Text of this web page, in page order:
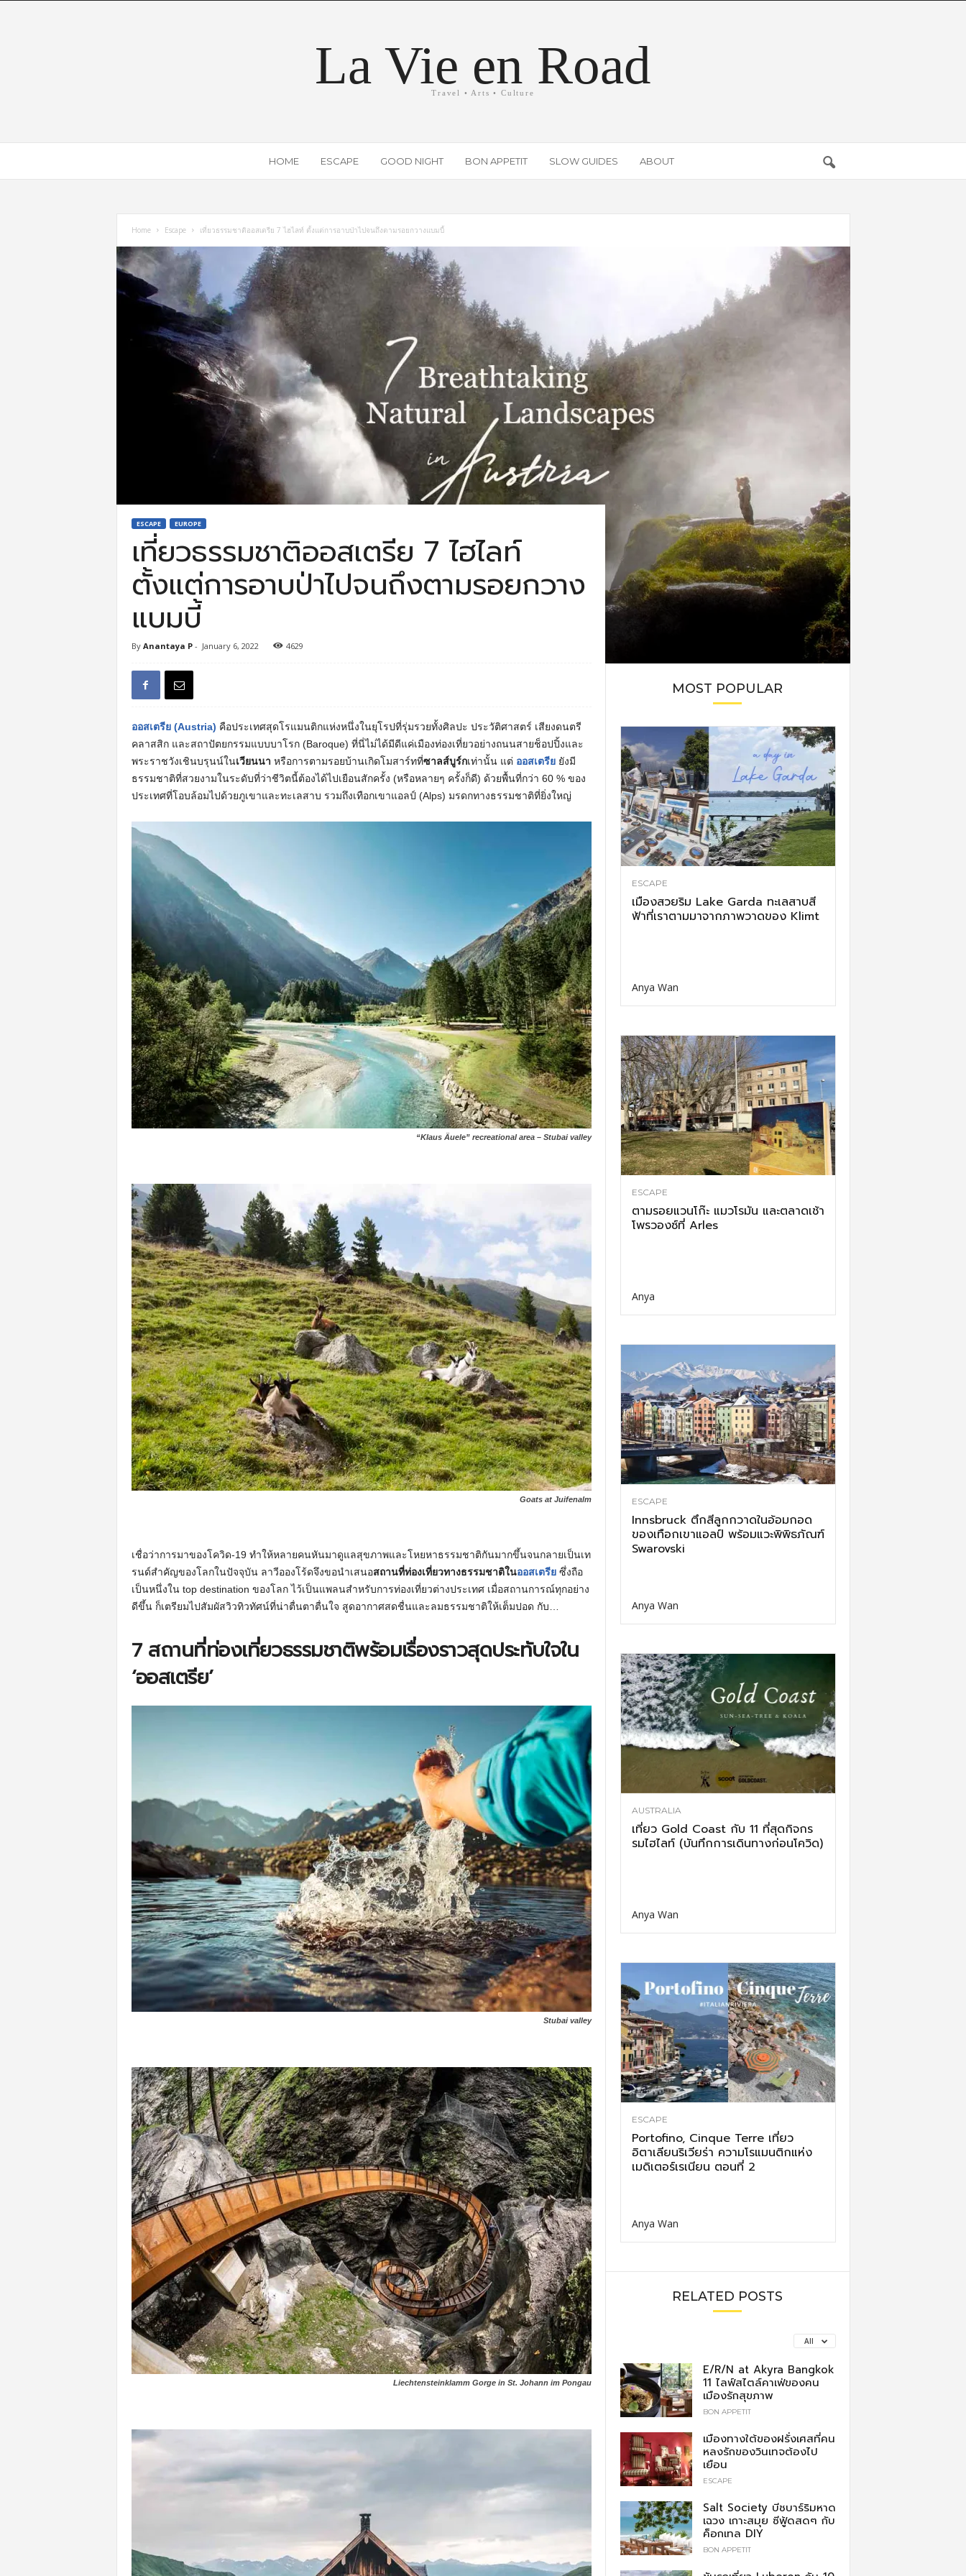
La Vie en Road
Travel • Arts • Culture
HOME ESCAPE GOOD NIGHT BON APPETIT SLOW GUIDES ABOUT
Home Escape เที่ยวธรรมชาติออสเตรีย 7 ไฮไลท์ ตั้งแต่การอาบป่าไปจนถึงตามรอยกวางแบมบี้
ESCAPE EUROPE
เที่ยวธรรมชาติออสเตรีย 7 ไฮไลท์
ตั้งแต่การอาบป่าไปจนถึงตามรอยกวาง
แบมบี้
By Anantaya P- January 6, 2022 4629
ออสเตรีย (Austria) คือประเทศสุดโรแมนติกแห่งหนึ่งในยุโรปที่รุ่มรวยทั้งศิลปะ ประวัติศาสตร์ เสียงดนตรี
คลาสสิก และสถาปัตยกรรมแบบบาโรก (Baroque) ที่นี่ไม่ได้มีดีแค่เมืองท่องเที่ยวอย่างถนนสายช็อปปิ้งและ
พระราชวังเชินบรุนน์ในเวียนนา หรือการตามรอยบ้านเกิดโมสาร์ทที่ซาลส์บูร์กเท่านั้น แต่ ออสเตรียยังมี
ธรรมชาติที่สวยงามในระดับที่ว่าชีวิตนี้ต้องได้ไปเยือนสักครั้ง (หรือหลายๆ ครั้งก็ดี) ด้วยพื้นที่กว่า 60 % ของ
ประเทศที่โอบล้อมไปด้วยภูเขาและทะเลสาบ รวมถึงเทือกเขาแอลป์ (Alps) มรดกทางธรรมชาติที่ยิ่งใหญ่
“Klaus Äuele” recreational area – Stubai valley
Goats at Juifenalm
เชื่อว่าการมาของโควิด-19 ทำให้หลายคนหันมาดูแลสุขภาพและโหยหาธรรมชาติกันมากขึ้นจนกลายเป็นเท
รนด์สำคัญของโลกในปัจจุบัน ลาวีอองโร้ดจึงขอนำเสนอสถานที่ท่องเที่ยวทางธรรมชาติในออสเตรียซึ่งถือ
เป็นหนึ่งใน top destination ของโลก ไว้เป็นแพลนสำหรับการท่องเที่ยวต่างประเทศ เมื่อสถานการณ์ทุกอย่าง
ดีขึ้น ก็เตรียมไปสัมผัสวิวทิวทัศน์ที่น่าตื่นตาตื่นใจ สูดอากาศสดชื่นและลมธรรมชาติให้เต็มปอด กับ…
7 สถานที่ท่องเที่ยวธรรมชาติพร้อมเรื่องราวสุดประทับใจใน
‘ออสเตรีย’
Stubai valley
Liechtensteinklamm Gorge in St. Johann im Pongau
MOST POPULAR
ESCAPE
เมืองสวยริม Lake Garda ทะเลสาบสี
ฟ้าที่เราตามมาจากภาพวาดของ Klimt
Anya Wan
ESCAPE
ตามรอยแวนโก๊ะ แมวโรมัน และตลาดเช้า
โพรวองซ์ที่ Arles
Anya
ESCAPE
Innsbruck ตึกสีลูกกวาดในอ้อมกอด
ของเทือกเขาแอลป์ พร้อมแวะพิพิธภัณฑ์
Swarovski
Anya Wan
AUSTRALIA
เที่ยว Gold Coast กับ 11 ที่สุดกิจกร
รมไฮไลท์ (บันทึกการเดินทางก่อนโควิด)
Anya Wan
ESCAPE
Portofino, Cinque Terre เที่ยว
อิตาเลียนริเวียร่า ความโรแมนติกแห่ง
เมดิเตอร์เรเนียน ตอนที่ 2
Anya Wan
RELATED POSTS
All
E/R/N at Akyra Bangkok
11 ไลฟ์สไตล์คาเฟ่ของคน
เมืองรักสุขภาพ
BON APPETIT
เมืองทางใต้ของฝรั่งเศสที่คน
หลงรักของวินเทจต้องไป
เยือน
ESCAPE
Salt Society บีชบาร์ริมหาด
เฉวง เกาะสมุย ซีฟู้ดสดๆ กับ
ค็อกเทล DIY
BON APPETIT